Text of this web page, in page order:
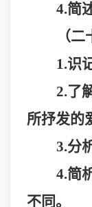
4.简
（
1.识
2.了
所抒发的
3.分
4.简
不同。